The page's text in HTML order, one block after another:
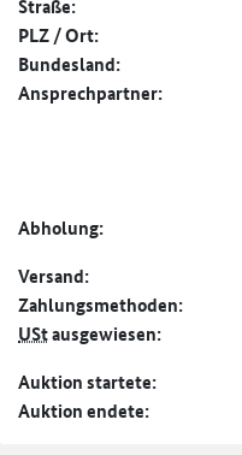
Straße:
PLZ / Ort:
Bundesland:
Ansprechpartner:
Abholung:
Versand:
Zahlungs­methoden:
UStausgewiesen:
Auktion startete:
Auktion endete: